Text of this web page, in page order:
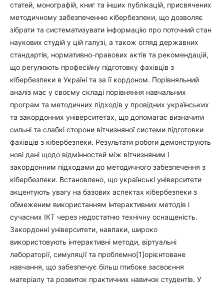
статей, монографій, книг та інших публікацій, присвячених
методичному забезпеченню кібербезпеки, що дозволяє
зібрати та систематизувати інформацію про поточний стан
наукових студій у цій галузі, а також огляд державних
стандартів, нормативно-правових актів та рекомендацій,
що регулюють професійну підготовку фахівців з
кібербезпеки в Україні та за її кордоном. Порівняльний
аналіз має у своєму складі порівняння навчальних
програм та методичних підходів у провідних українських
та закордонних університетах, що допомагає визначити
сильні та слабкі сторони вітчизняної системи підготовки
фахівців з кібербезпеки. Результати роботи демонструють
нові дані щодо відмінностей між вітчизняним і
закордонним підходами до методичного забезпечення з
кібербезпеки. Встановлено, що українські університети
акцентують увагу на базових аспектах кібербезпеки з
обмеженим використанням інтерактивних методів і
сучасних ІКТ через недостатню технічну оснащеність.
Закордонні університети, навпаки, широко
використовують інтерактивні методи, віртуальні
лабораторії, симуляції та проблемно[1]орієнтоване
навчання, що забезпечує більш глибоке засвоєння
матеріалу та розвиток практичних навичок студентів. У